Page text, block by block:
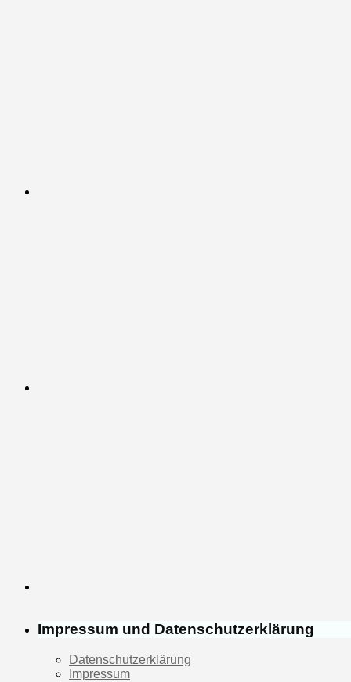
Impressum und Datenschutzerklärung
Datenschutzerklärung
Impressum